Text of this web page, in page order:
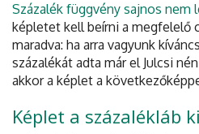
Százalék függvény sajnos nem
képletet kell beírni a megfelelő
maradva: ha arra vagyunk
százalékát adta már el Julcsi
akkor a képlet a
Képlet a százalékláb